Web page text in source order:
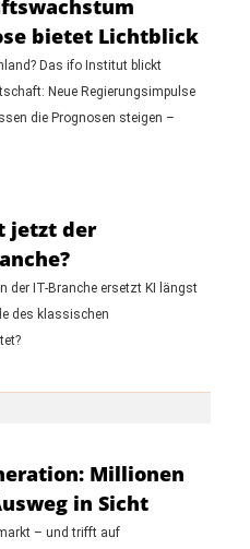
bietet Lichtblick
Das ifo Institut blickt
Neue Regierungsimpulse
die Prognosen steigen –
jetzt der
der IT-Branche ersetzt KI längst
des klassischen
Millionen
in Sicht
– und trifft auf